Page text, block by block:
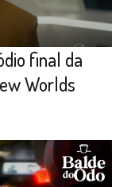
final da
Worlds